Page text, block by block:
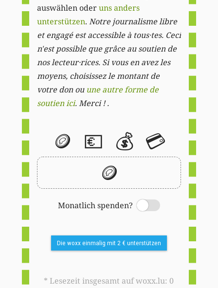
auswählen oderuns anders
unterstützen. Notre journalisme libre
et engagé est accessible à tous·tes. Ceci
n'est possible que grâce au soutien de
nos lecteur·rices. Si vous en avez les
moyens, choisissez le montant de
votre don ou une autre forme de
soutien ici. Merci ! .
🪙 💶 💰 💳
🪙
Monatlich spenden?
Switch
Die woxx einmalig mit 2 € unterstützen
* Lesezeit insgesamt auf woxx.lu: 0